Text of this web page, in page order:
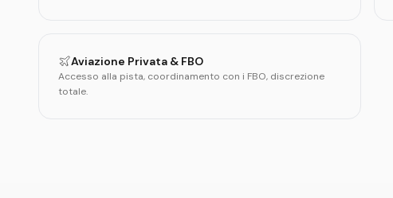
Aviazione Privata & FBO
Accesso alla pista, coordinamento con i FBO, discrezione
totale.